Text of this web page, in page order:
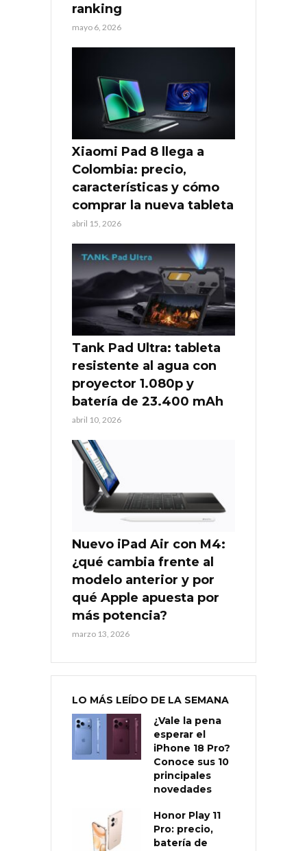
ranking
mayo 6, 2026
Xiaomi Pad 8 llega a
Colombia: precio,
características y cómo
comprar la nueva tableta
abril 15, 2026
Tank Pad Ultra: tableta
resistente al agua con
proyector 1.080p y
batería de 23.400 mAh
abril 10, 2026
Nuevo iPad Air con M4:
¿qué cambia frente al
modelo anterior y por
qué Apple apuesta por
más potencia?
marzo 13, 2026
LO MÁS LEÍDO DE LA SEMANA
¿Vale la pena
esperar el
iPhone 18 Pro?
Conoce sus 10
principales
novedades
Honor Play 11
Pro: precio,
batería de